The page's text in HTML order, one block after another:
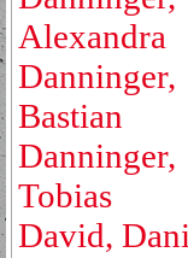
Alexandra
Danninger,
Bastian
Danninger,
Tobias
David,